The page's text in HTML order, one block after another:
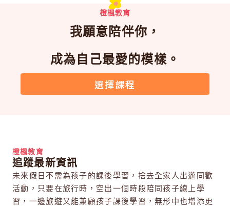
橙楓教育
我願意陪伴你，
成為自己最愛的模樣。
選擇課程
橙楓教育
追蹤最新資訊
未來假日不需為孩子的課後學習，捨去全家人出遊同歡
活動，只要在旅行時，空出一個時段陪同孩子線上學
習，一邊旅遊又能兼顧孩子課後學習，無形中也增添更